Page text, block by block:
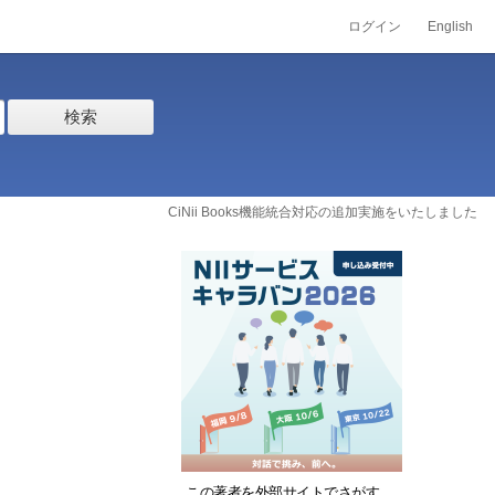
ログイン English
検索
CiNii Books機能統合対応の追加実施をいたしました